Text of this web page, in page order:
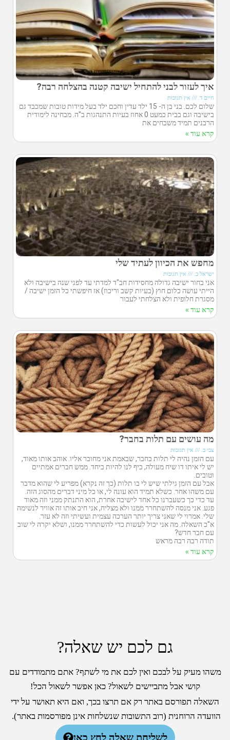
איך לעזור לבני להתחיל ישיבה קטנה בהצלחה רבה?
חיים ד. אין תגובות
שלום לכם. בני בן ה- 15 ילד עדין וחכם ילד בעל מידות טובות שמכבד גם
בישיבה וגם בבית כמעט 0 אחוז בעיות התנהגות ב"ה. מבחינה לימודית
הרבנים תמיד משבחים את
קרא עוד »
מחפש את הכיוון לעתיד שלי
ישראל כ. אין תגובות
אני בחור ישיבה גדולה מחסידות חב"ד למדתי עד לפני שנה בישיבה ולא
הייתי עושה כלום חוץ (בעיות קשב וריכוז) אז חיפשתי כל הזמן ישיבה /
מסגרת חלופית ולא הצלחתי לעבור
קרא עוד »
מה עושים עם תלות בחבר?
צבי ב. אין תגובות
עם הזמן נהיה לי תלות בחבר, שבאמת אני מחובר אליו. אוהב אותו מאוד,
יש לי איתו דו שיח מעולה, כיף לנו להיות ביחד. ממש חברים אמתיים
וטובים.
אבל עם הזמן גילתי שיש לי בו תלות (כך זה נקרא) מפריע לי שהוא מדבר
עם משהו אחר. כשלא תמיד הוא עונה לי, או כל מיני דברים מהסוג הזה.
עד כדי כך כשעברנו כל אחד לישיבה אחרת, הוא התנתק ממני וזה מאוד
פגע. אני מנסה להשתחרר ממנו ולא מצליח, אני חיב אותו זה אוויר לנשימה
שלי. אמרוי לי שאני צריך יותר הערכה עצמית ועשיתי וזה לא עזר.
א"כ השאלה. מה אני יכול לעשות כדי להשתחרר ממנו, ושלא יקרה לי שוב
עם חבר חדש?
תודה רבה רבה מראש
קרא עוד »
גם לכם יש שאלה?
משהו מעיק על לבכם ואין לכם את מי לשתף? אתם מתמודדים עם
קושי אבל מתביישים לשאול? כאן אפשר לשאול הכל!
השאלה תפורסם באתר רק אם תרצו בכך, ואם היא תאושר על ידי
הוועדה הרוחנית (רוב התשובות שנשלחות אינן מפורסמות באתר).
לשליחת שאלה לחץ כאן